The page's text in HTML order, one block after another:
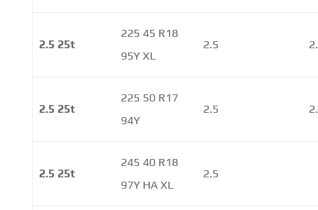
2.5 25t
225 45 R18
95Y XL
2.5
2.5 25t
225 50 R17
94Y
2.5
2.5 25t
245 40 R18
97Y HA XL
2.5